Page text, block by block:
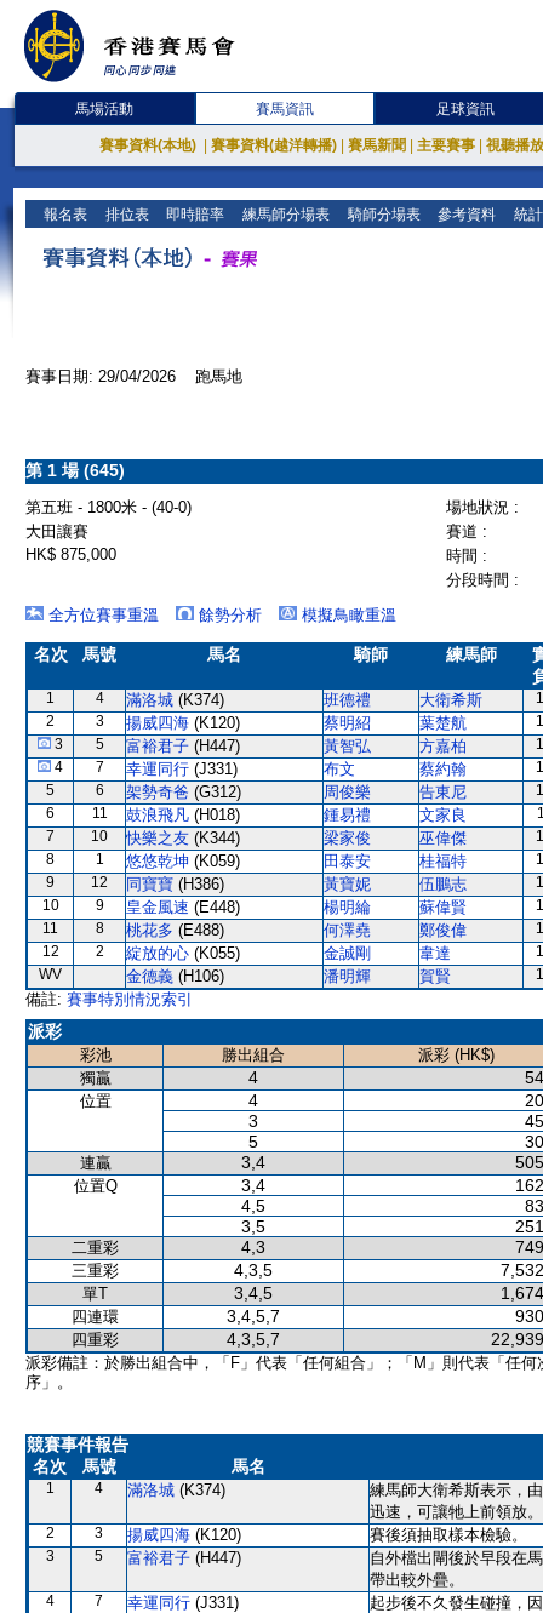
馬場活動 賽馬資訊 足球資訊
賽事資料(本地) 賽事資料(越洋轉播) 賽馬新聞 主要賽事 視聽播
報名表 排位表 即時賠率 練馬師分場表 騎師分場表 參考資料 統
賽事日期: 29/04/2026 跑馬地
第 1 場 (645)
第五班 - 1800米 - (40-0)
場地狀況 :
大田讓賽
賽道 :
HK$ 875,000
時間 :
分段時間 :
全方位賽事重溫
餘勢分析 模擬鳥瞰重溫
名次 馬號 馬名 騎師 練馬師
1 4 滿洛城 (K374) 班德禮 大衛希斯
2
3 揚威四海 (K120) 蔡明紹 葉楚航
3
5 富裕君子 (H447) 黃智弘 方嘉柏
4
7 幸運同行 (J331) 布文 蔡約翰
5
6 架勢奇爸 (G312) 周俊樂 告東尼
6
11 鼓浪飛凡 (H018) 鍾易禮 文家良
7
10 快樂之友 (K344) 梁家俊 巫偉傑
8
1 悠悠乾坤 (K059) 田泰安 桂福特
9
12 同寶寶 (H386) 黃寶妮 伍鵬志
10
9 皇金風速 (E448) 楊明綸 蘇偉賢
11
8 桃花多 (E488) 何澤堯 鄭俊偉
12
2 綻放的心 (K055) 金誠剛 韋達
WV
金德義 (H106) 潘明輝 賀賢
備註: 賽事特別情況索引
派彩
彩池 勝出組合
派彩 (HK$)
獨贏
4
位置 4
3
5
連贏 3,4
位置Q 3,4
4,5
3,5
二重彩 4,3
三重彩 4,3,5
單T 3,4,5
四連環 3,4,5,7
四重彩 4,3,5,7
派彩備註：於勝出組合中，「F」代表「任何組合」；「M」則代表「任何
序」。
競賽事件報告
名次
馬號 馬名
1 4 滿洛城 (K374)
練馬師大衛希斯表示，
迅速，可讓牠上前領放
2 3 揚威四海 (K120) 賽後須抽取樣本檢驗。
3 5 富裕君子 (H447)
自外檔出閘後於早段在
帶出較外疊。
4 7 幸運同行 (J331)
起步後不久發生碰撞，